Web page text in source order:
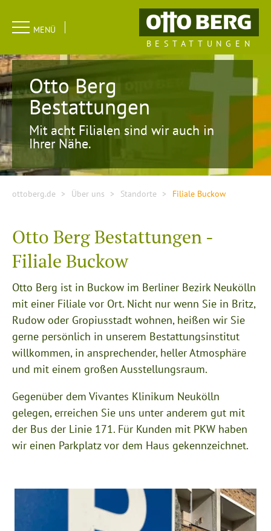
Navigation
überspringen
MENÜ
BESTATTUNGEN
Otto Berg
Bestattungen
Mit acht Filialen sind wir auch in
Ihrer Nähe.
ottoberg.de Über uns Standorte Filiale Buckow
Otto Berg Bestattungen -
Filiale Buckow
Otto Berg ist in Buckow im Berliner Bezirk Neukölln
mit einer Filiale vor Ort. Nicht nur wenn Sie in Britz,
Rudow oder Gropiusstadt wohnen, heißen wir Sie
gerne persönlich in unserem Bestattungsinstitut
willkommen, in ansprechender, heller Atmosphäre
und mit einem großen Ausstellungsraum.
Gegenüber dem Vivantes Klinikum Neukölln
gelegen, erreichen Sie uns unter anderem gut mit
der Bus der Linie 171. Für Kunden mit PKW haben
wir einen Parkplatz vor dem Haus gekennzeichnet.